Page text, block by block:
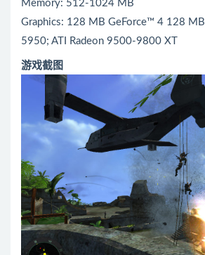
Memory: 512-1024 MB
Graphics: 128 MB GeForce™ 4 128
5950; ATI Radeon 9500-9800 XT
游戏截图